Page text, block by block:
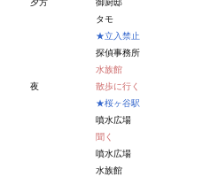
タモ
★立入禁止
探偵事務所
水族館
夜
散歩に行く
★桜ヶ谷駅
噴水広場
聞く
噴水広場
水族館